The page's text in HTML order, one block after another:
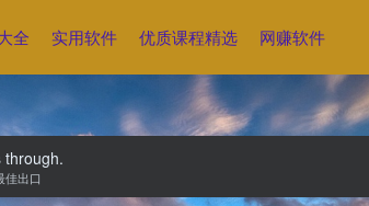
全 实用软件 优质课程精选 网赚软件
through.
佳出口